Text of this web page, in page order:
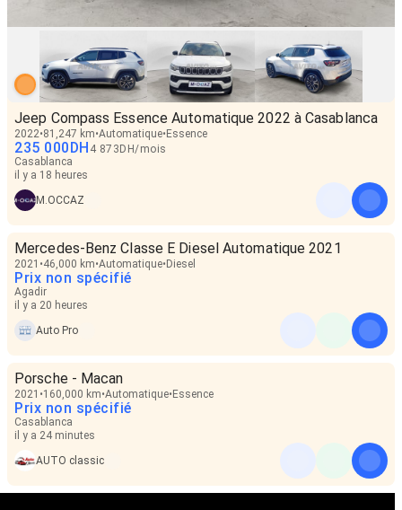
Jeep Compass Essence Automatique 2022 à Casablanca
2022 81,247 km Automatique Essence
235 000DH 4 873 DH/mois
Casablanca
il y a 18 heures
M.OCCAZ
Mercedes-Benz Classe E Diesel Automatique 2021
2021 46,000 km Automatique Diesel
Prix non spécifié
Agadir
il y a 20 heures
Auto Pro
Porsche - Macan
2021 160,000 km Automatique Essence
Prix non spécifié
Casablanca
il y a 24 minutes
AUTO classic